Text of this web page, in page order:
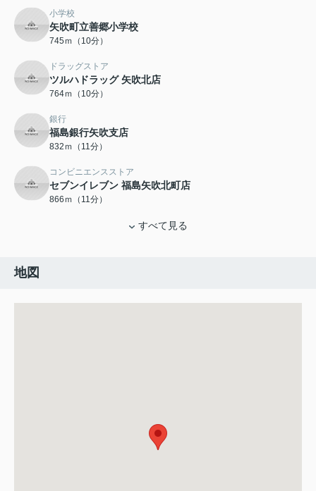
小学校
矢吹町立善郷小学校
745ｍ（10分）
ドラッグストア
ツルハドラッグ 矢吹北店
764ｍ（10分）
銀行
福島銀行矢吹支店
832ｍ（11分）
コンビニエンスストア
セブンイレブン 福島矢吹北町店
866ｍ（11分）
すべて見る
地図